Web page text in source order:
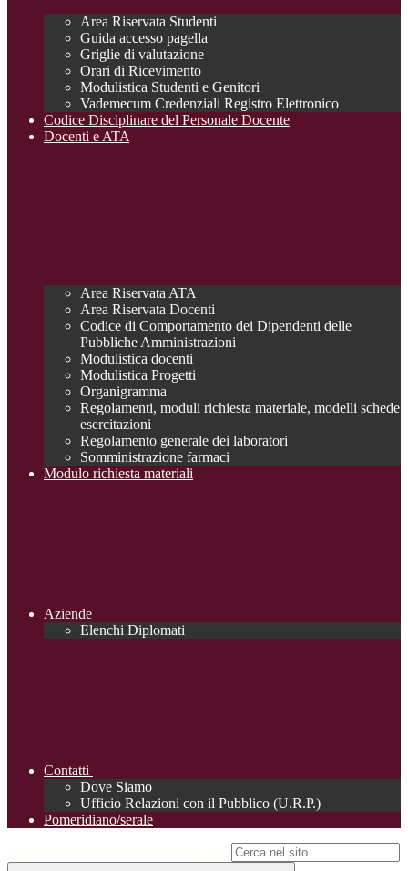
Area Riservata Studenti
Guida accesso pagella
Griglie di valutazione
Orari di Ricevimento
Modulistica Studenti e Genitori
Vademecum Credenziali Registro Elettronico
Codice Disciplinare del Personale Docente
Docenti e ATA
Area Riservata ATA
Area Riservata Docenti
Codice di Comportamento dei Dipendenti delle
Pubbliche Amministrazioni
Modulistica docenti
Modulistica Progetti
Organigramma
Regolamenti, moduli richiesta materiale, modelli schede
esercitazioni
Regolamento generale dei laboratori
Somministrazione farmaci
Modulo richiesta materiali
Aziende
Elenchi Diplomati
Contatti
Dove Siamo
Ufficio Relazioni con il Pubblico (U.R.P.)
Pomeridiano/serale